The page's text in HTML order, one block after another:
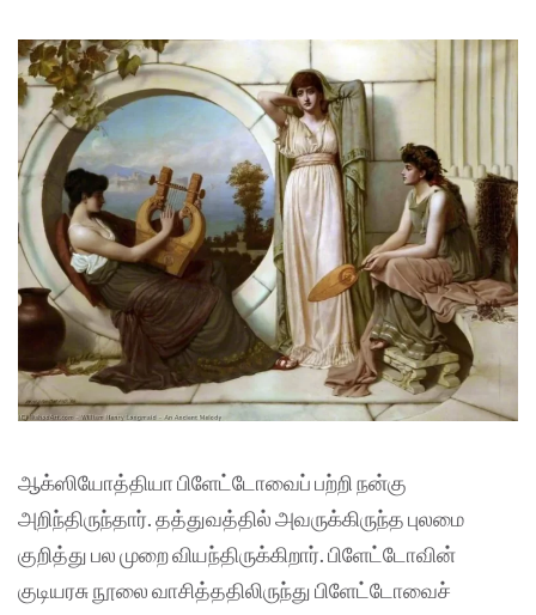
ஆக்ஸியோத்தியா பிளேட்டோவைப் பற்றி நன்கு
அறிந்திருந்தார். தத்துவத்தில் அவருக்கிருந்த புலமை
குறித்து பல முறை வியந்திருக்கிறார். பிளேட்டோவின்
குடியரசு நூலை வாசித்ததிலிருந்து பிளேட்டோவைச்